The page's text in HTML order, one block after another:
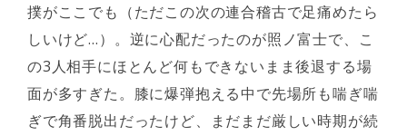
撲がここでも（ただこの次の連合稽古で足痛めたら
しいけど…）。逆に心配だったのが照ノ富士で、こ
の3人相手にほとんど何もできないまま後退する場
面が多すぎた。膝に爆弾抱える中で先場所も喘ぎ喘
ぎで角番脱出だったけど、まだまだ厳しい時期が続